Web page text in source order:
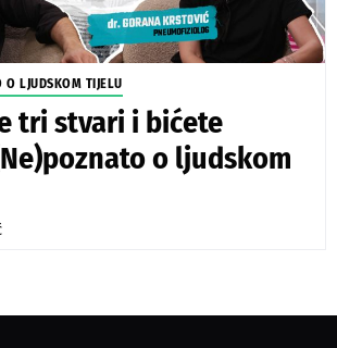
O LJUDSKOM TIJELU
tri stvari i bićete
o ljudskom